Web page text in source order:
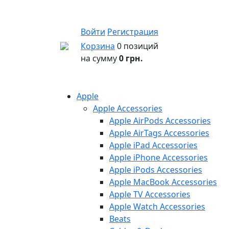
Войти Регистрация
Корзина 0 позиций
на сумму0 грн.
Apple
Apple Accessories
Apple AirPods Accessories
Apple AirTags Accessories
Apple iPad Accessories
Apple iPhone Accessories
Apple iPods Accessories
Apple MacBook Accessories
Apple TV Accessories
Apple Watch Accessories
Beats